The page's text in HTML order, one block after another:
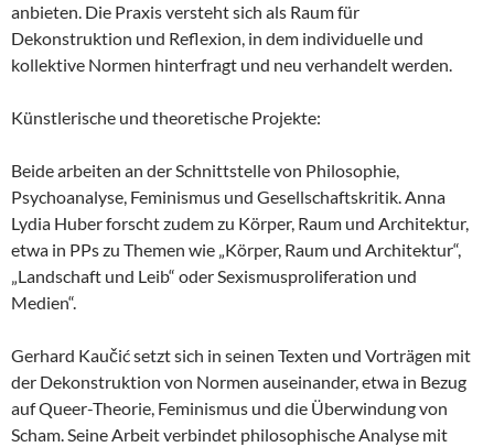
anbieten. Die Praxis versteht sich als Raum für
Dekonstruktion und Reflexion, in dem individuelle und
kollektive Normen hinterfragt und neu verhandelt werden.
Künstlerische und theoretische Projekte:
Beide arbeiten an der Schnittstelle von Philosophie,
Psychoanalyse, Feminismus und Gesellschaftskritik. Anna
Lydia Huber forscht zudem zu Körper, Raum und Architektur,
etwa in PPs zu Themen wie „Körper, Raum und Architektur“,
„Landschaft und Leib“ oder Sexismusproliferation und
Medien“.
Gerhard Kaučić setzt sich in seinen Texten und Vorträgen mit
der Dekonstruktion von Normen auseinander, etwa in Bezug
auf Queer-Theorie, Feminismus und die Überwindung von
Scham. Seine Arbeit verbindet philosophische Analyse mit